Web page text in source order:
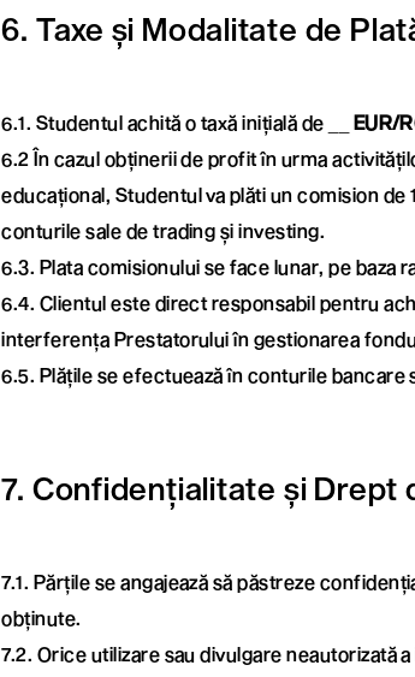
6. Taxe și Modalitate de
6.1. Studentul achită o taxă inițială de __ EUR/
6.2 În cazul obținerii de profit în urma
educațional, Studentul va plăti un comision de
conturile sale de trading și investing.
6.3. Plata comisionului se face lunar, pe baza
6.4. Clientul este direct responsabil pentru
interferența Prestatorului în gestionarea
6.5. Plățile se efectuează în conturile
7. Confidențialitate și Drept
7.1. Părțile se angajează să păstreze
obținute.
7.2. Orice utilizare sau divulgare neautorizată